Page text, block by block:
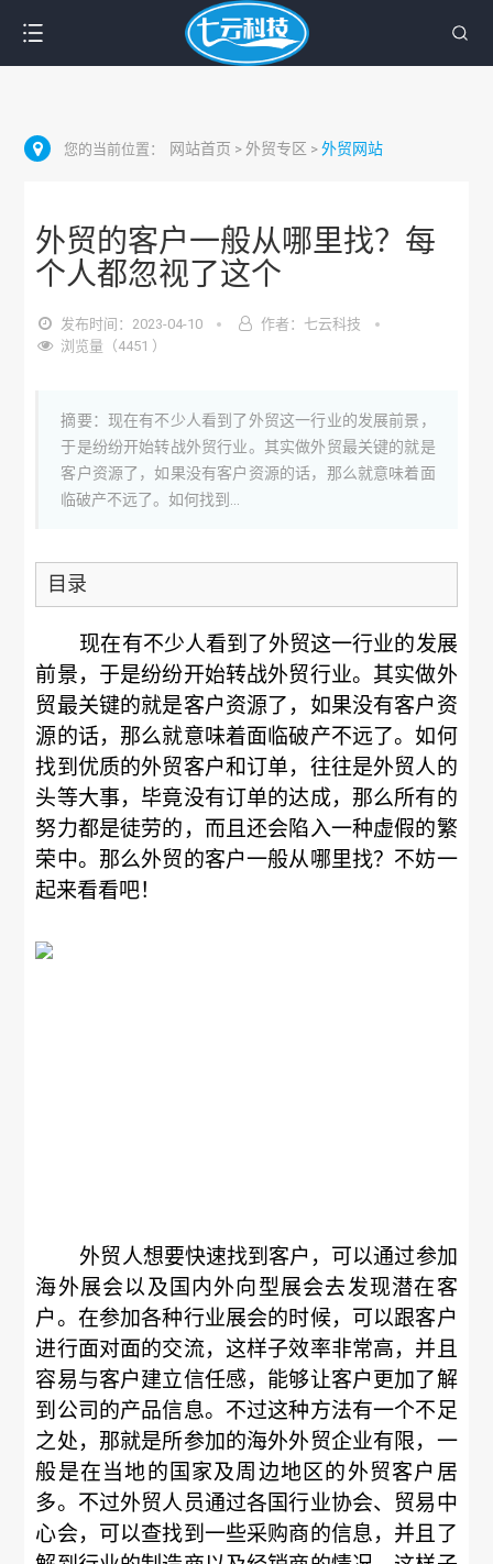
您的当前位置： 网站首页 > 外贸专区 >外贸网站
外贸的客户一般从哪里找？每
个人都忽视了这个
发布时间：2023-04-10
作者：七云科技
浏览量（4451 ）
摘要：现在有不少人看到了外贸这一行业的发展前景，
于是纷纷开始转战外贸行业。其实做外贸最关键的就是
客户资源了，如果没有客户资源的话，那么就意味着面
临破产不远了。如何找到...
目录
现在有不少人看到了外贸这一行业的发展
前景，于是纷纷开始转战外贸行业。其实做外
贸最关键的就是客户资源了，如果没有客户资
源的话，那么就意味着面临破产不远了。如何
找到优质的外贸客户和订单，往往是外贸人的
头等大事，毕竟没有订单的达成，那么所有的
努力都是徒劳的，而且还会陷入一种虚假的繁
荣中。那么外贸的客户一般从哪里找？不妨一
起来看看吧！
外贸人想要快速找到客户，可以通过参加
海外展会以及国内外向型展会去发现潜在客
户。在参加各种行业展会的时候，可以跟客户
进行面对面的交流，这样子效率非常高，并且
容易与客户建立信任感，能够让客户更加了解
到公司的产品信息。不过这种方法有一个不足
之处，那就是所参加的海外外贸企业有限，一
般是在当地的国家及周边地区的外贸客户居
多。不过外贸人员通过各国行业协会、贸易中
心会，可以查找到一些采购商的信息，并且了